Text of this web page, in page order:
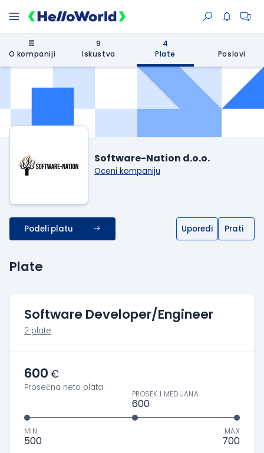
O kompaniji
9
Iskustva
4
Plate
Poslovi
Software-Nation d.o.o.
Oceni kompaniju
Podeli platu Uporedi Prati
Plate
Software Developer/Engineer
2 plate
600 €
Prosečna neto plata
MIN
500
PROSEK I MEDIJANA
600
MAX
700